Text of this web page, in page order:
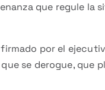
que regule la
por el
se derogue,